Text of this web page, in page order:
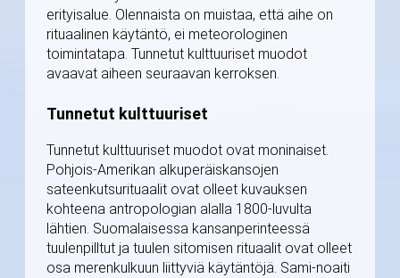
erityisalue. Olennaista on muistaa, että aihe on
rituaalinen käytäntö, ei meteorologinen
toimintatapa. Tunnetut kulttuuriset muodot
avaavat aiheen seuraavan kerroksen.
Tunnetut kulttuuriset
Tunnetut kulttuuriset muodot ovat moninaiset.
Pohjois-Amerikan alkuperäiskansojen
sateenkutsurituaalit ovat olleet kuvauksen
kohteena antropologian alalla 1800-luvulta
lähtien. Suomalaisessa kansanperinteessä
tuulenpilltut ja tuulen sitomisen rituaalit ovat olleet
osa merenkulkuun liittyviä käytäntöjä. Sami-noaiti